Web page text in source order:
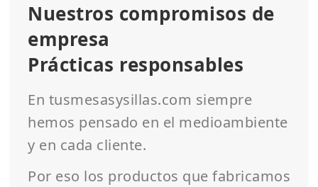
Nuestros compromisos de
empresa
Prácticas responsables
En tusmesasysillas.com siempre
hemos pensado en el medioambiente
y en cada cliente.
Por eso los productos que fabricamos